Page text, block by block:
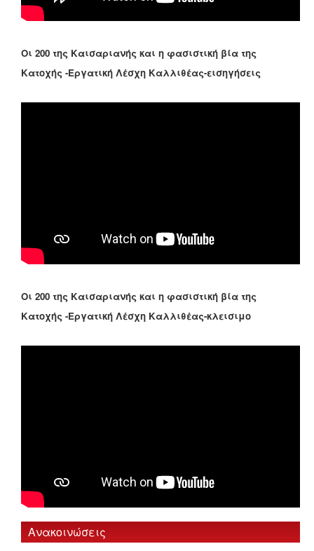
Οι 200 της Καισαριανής και η φασιστική βία της
Κατοχής -Εργατική Λέσχη Καλλιθέας-εισηγήσεις
Οι 200 της Καισαριανής και η φασιστική βία της
Κατοχής -Εργατική Λέσχη Καλλιθέας-κλεισιμο
Ανακοινώσεις